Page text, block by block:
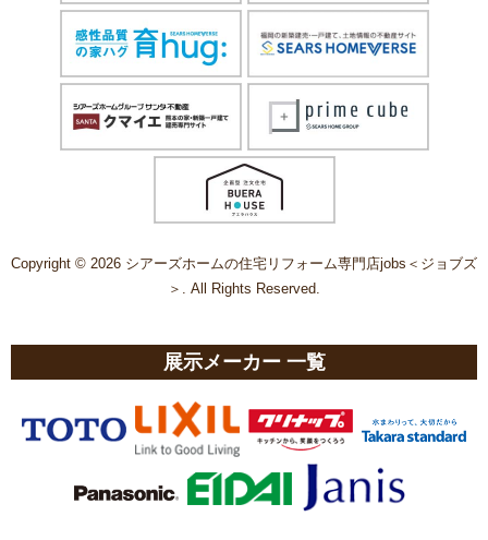
Copyright © 2026 シアーズホームの住宅リフォーム専門店jobs＜ジョブズ
＞. All Rights Reserved.
展示メーカー 一覧